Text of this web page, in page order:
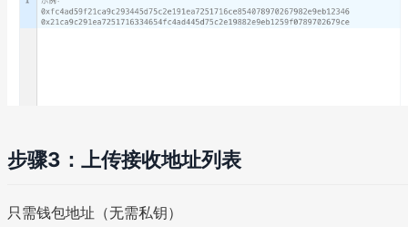
步骤3：上传接收地址列表
只需钱包地址（无需私钥）